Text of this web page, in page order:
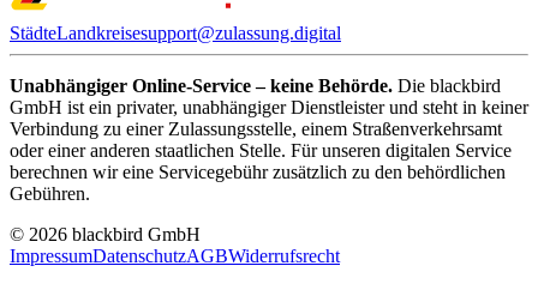
StädteLandkreisesupport@zulassung.digital
Unabhängiger Online-Service – keine Behörde. Die blackbird
GmbH ist ein privater, unabhängiger Dienstleister und steht in keiner
Verbindung zu einer Zulassungsstelle, einem Straßenverkehrsamt
oder einer anderen staatlichen Stelle. Für unseren digitalen Service
berechnen wir eine Servicegebühr zusätzlich zu den behördlichen
Gebühren.
© 2026 blackbird GmbH
ImpressumDatenschutzAGBWiderrufsrecht